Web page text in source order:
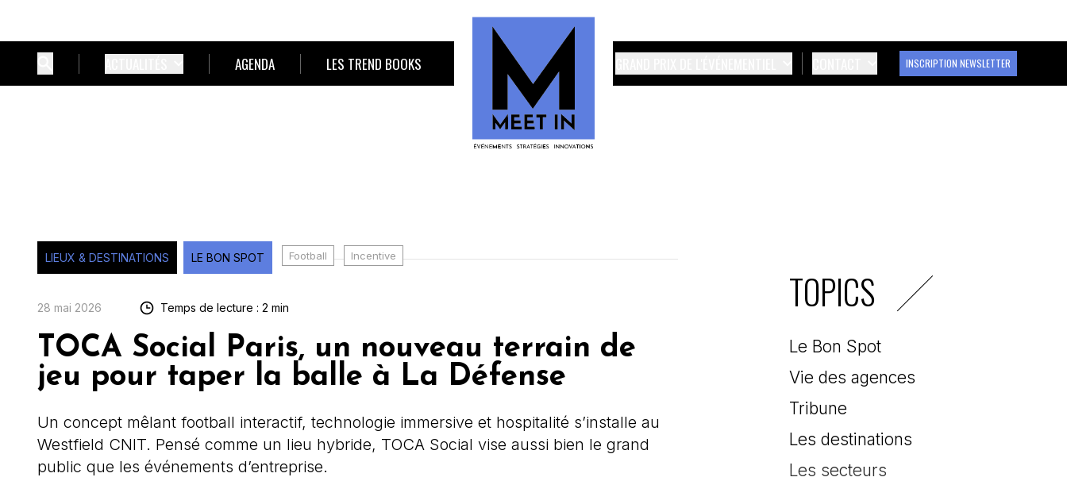
AGENDA LES TREND BOOKS INSCRIPTION NEWSLETTER
LIEUX & DESTINATIONS LE BON SPOT Football Incentive
28 mai 2026 Temps de lecture : 2 min
TOCA Social Paris, un nouveau terrain de
jeu pour taper la balle à La Défense
Un concept mêlant football interactif, technologie immersive et hospitalité s’installe au
Westfield CNIT. Pensé comme un lieu hybride, TOCA Social vise aussi bien le grand
public que les événements d’entreprise.
TOPICS
Le Bon Spot
Vie des agences
Tribune
Les destinations
Les secteurs